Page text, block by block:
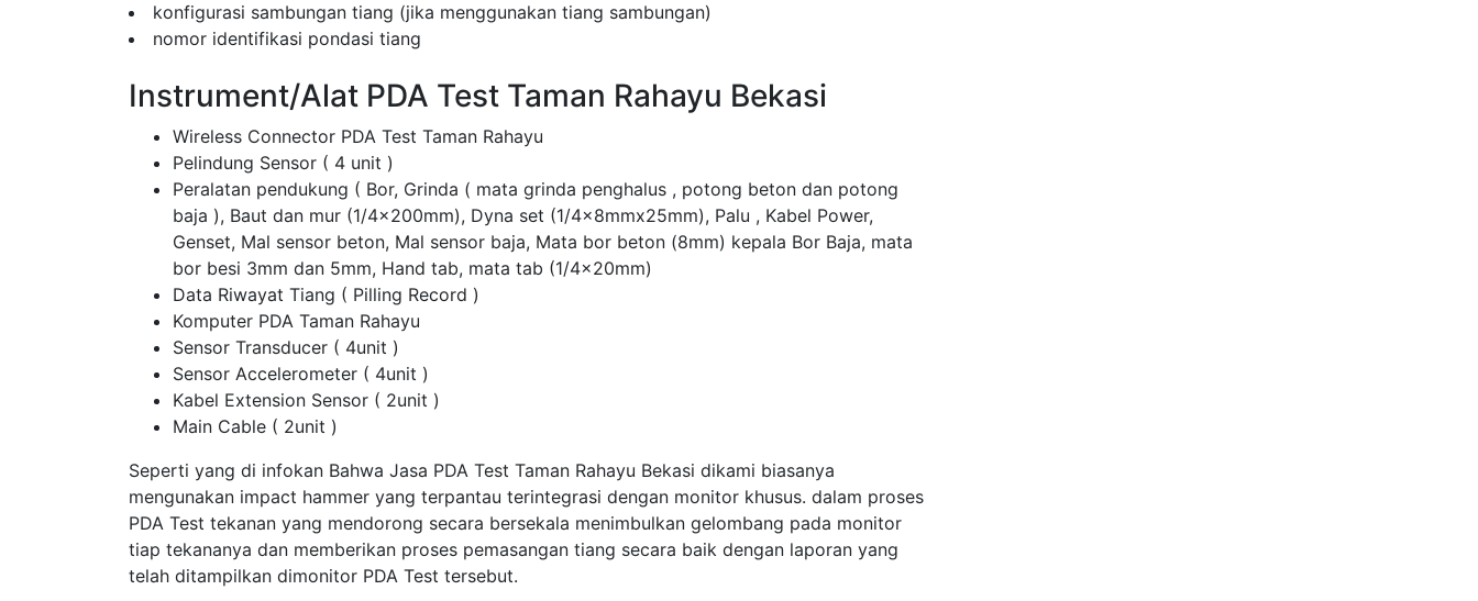
konfigurasi sambungan tiang (jika menggunakan tiang sambungan)
nomor identifikasi pondasi tiang
Instrument/Alat PDA Test Taman Rahayu Bekasi
Wireless Connector PDA Test Taman Rahayu
Pelindung Sensor ( 4 unit )
Peralatan pendukung ( Bor, Grinda ( mata grinda penghalus , potong beton dan potong
baja ), Baut dan mur (1/4x200mm), Dyna set (1/4x8mmx25mm), Palu , Kabel Power,
Genset, Mal sensor beton, Mal sensor baja, Mata bor beton (8mm) kepala Bor Baja, mata
bor besi 3mm dan 5mm, Hand tab, mata tab (1/4x20mm)
Data Riwayat Tiang ( Pilling Record )
Komputer PDA Taman Rahayu
Sensor Transducer ( 4unit )
Sensor Accelerometer ( 4unit )
Kabel Extension Sensor ( 2unit )
Main Cable ( 2unit )
Seperti yang di infokan Bahwa Jasa PDA Test Taman Rahayu Bekasi dikami biasanya
mengunakan impact hammer yang terpantau terintegrasi dengan monitor khusus. dalam proses
PDA Test tekanan yang mendorong secara bersekala menimbulkan gelombang pada monitor
tiap tekananya dan memberikan proses pemasangan tiang secara baik dengan laporan yang
telah ditampilkan dimonitor PDA Test tersebut.